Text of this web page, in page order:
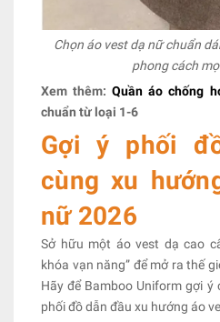
Chọn áo vest dạ nữ chuẩn
phong cách
Xem thêm:Quần áo chống
chuẩn từ loại 1-6
Gợi ý phối
cùng xu
nữ 2026
Sở hữu một áo vest dạ cao
khóa vạn năng” để mở ra thế
Hãy để Bamboo Uniform gợi
phối đồ dẫn đầu xu hướng áo